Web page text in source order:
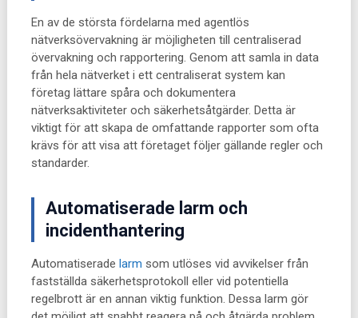
En av de största fördelarna med agentlös
nätverksövervakning är möjligheten till centraliserad
övervakning och rapportering. Genom att samla in data
från hela nätverket i ett centraliserat system kan
företag lättare spåra och dokumentera
nätverksaktiviteter och säkerhetsåtgärder. Detta är
viktigt för att skapa de omfattande rapporter som ofta
krävs för att visa att företaget följer gällande regler och
standarder.
Automatiserade larm och
incidenthantering
Automatiserade larm som utlöses vid avvikelser från
fastställda säkerhetsprotokoll eller vid potentiella
regelbrott är en annan viktig funktion. Dessa larm gör